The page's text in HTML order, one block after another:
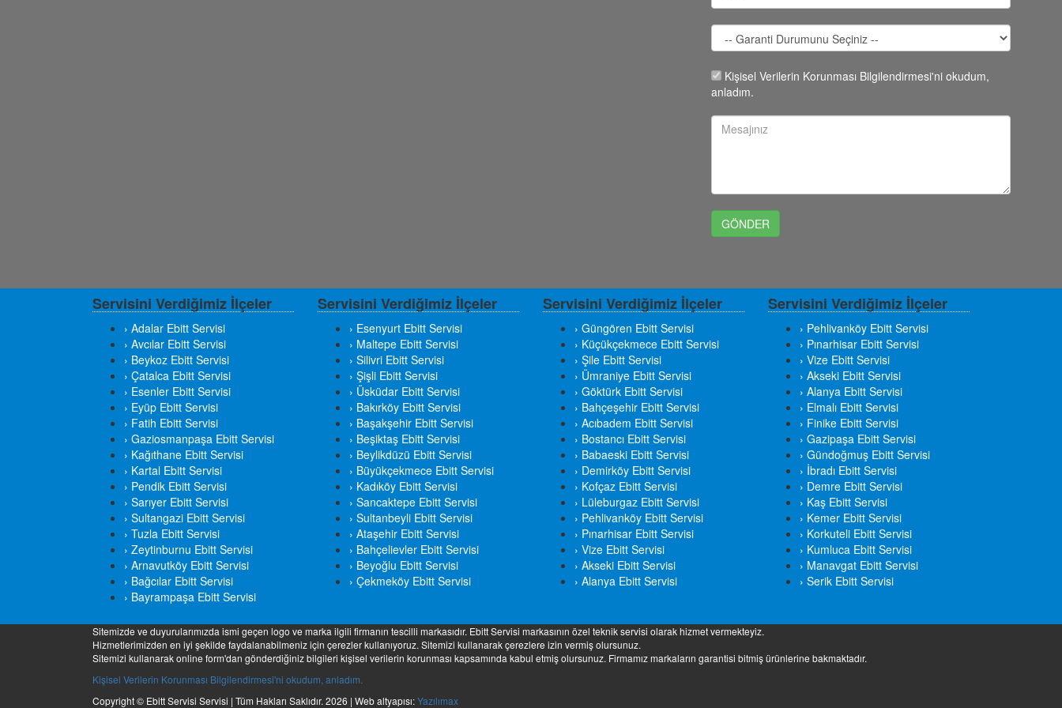
Kişisel Verilerin Korunması Bilgilendirmesi'ni okudum,
anladım.
Servisini Verdiğimiz İlçeler
› Adalar Ebitt Servisi
› Avcılar Ebitt Servisi
› Beykoz Ebitt Servisi
› Çatalca Ebitt Servisi
› Esenler Ebitt Servisi
› Eyüp Ebitt Servisi
› Fatih Ebitt Servisi
› Gaziosmanpaşa Ebitt Servisi
› Kağıthane Ebitt Servisi
› Kartal Ebitt Servisi
› Pendik Ebitt Servisi
› Sarıyer Ebitt Servisi
› Sultangazi Ebitt Servisi
› Tuzla Ebitt Servisi
› Zeytinburnu Ebitt Servisi
› Arnavutköy Ebitt Servisi
› Bağcılar Ebitt Servisi
› Bayrampaşa Ebitt Servisi
Servisini Verdiğimiz İlçeler
› Esenyurt Ebitt Servisi
› Maltepe Ebitt Servisi
› Silivri Ebitt Servisi
› Şişli Ebitt Servisi
› Üsküdar Ebitt Servisi
› Bakırköy Ebitt Servisi
› Başakşehir Ebitt Servisi
› Beşiktaş Ebitt Servisi
› Beylikdüzü Ebitt Servisi
› Büyükçekmece Ebitt Servisi
› Kadıköy Ebitt Servisi
› Sancaktepe Ebitt Servisi
› Sultanbeyli Ebitt Servisi
› Ataşehir Ebitt Servisi
› Bahçelievler Ebitt Servisi
› Beyoğlu Ebitt Servisi
› Çekmeköy Ebitt Servisi
Servisini Verdiğimiz İlçeler
› Güngören Ebitt Servisi
› Küçükçekmece Ebitt Servisi
› Şile Ebitt Servisi
› Ümraniye Ebitt Servisi
› Göktürk Ebitt Servisi
› Bahçeşehir Ebitt Servisi
› Acıbadem Ebitt Servisi
› Bostancı Ebitt Servisi
› Babaeski Ebitt Servisi
› Demirköy Ebitt Servisi
› Kofçaz Ebitt Servisi
› Lüleburgaz Ebitt Servisi
› Pehlivanköy Ebitt Servisi
› Pınarhisar Ebitt Servisi
› Vize Ebitt Servisi
› Akseki Ebitt Servisi
› Alanya Ebitt Servisi
Servisini Verdiğimiz İlçeler
› Pehlivanköy Ebitt Servisi
› Pınarhisar Ebitt Servisi
› Vize Ebitt Servisi
› Akseki Ebitt Servisi
› Alanya Ebitt Servisi
› Elmalı Ebitt Servisi
› Finike Ebitt Servisi
› Gazipaşa Ebitt Servisi
› Gündoğmuş Ebitt Servisi
› İbradı Ebitt Servisi
› Demre Ebitt Servisi
› Kaş Ebitt Servisi
› Kemer Ebitt Servisi
› Korkuteli Ebitt Servisi
› Kumluca Ebitt Servisi
› Manavgat Ebitt Servisi
› Serik Ebitt Servisi
Sitemizde ve duyurularımızda ismi geçen logo ve marka ilgili firmanın tescilli markasıdır. Ebitt Servisi markasının özel teknik servisi olarak hizmet vermekteyiz.
Hizmetlerimizden en iyi şekilde faydalanabilmeniz için çerezler kullanıyoruz. Sitemizi kullanarak çerezlere izin vermiş olursunuz.
Sitemizi kullanarak online form'dan gönderdiğiniz bilgileri kişisel verilerin korunması kapsamında kabul etmiş olursunuz. Firmamız markaların garantisi bitmiş ürünlerine bakmaktadır.
Kişisel Verilerin Korunması Bilgilendirmesi'ni okudum, anladım.
Copyright © Ebitt Servisi Servisi | Tüm Hakları Saklıdır. 2026 | Web altyapısı:Yazılımax